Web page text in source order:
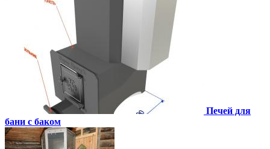
Печей для
бани с баком